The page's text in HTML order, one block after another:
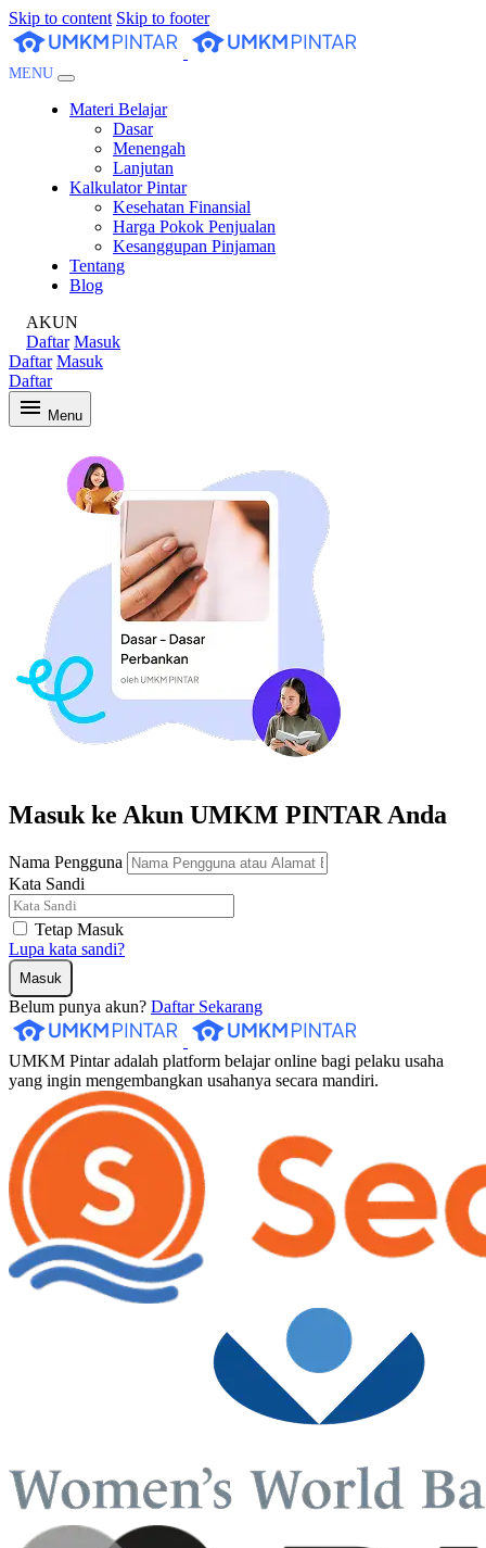
Skip to content Skip to footer
MENU
Materi Belajar
Dasar
Menengah
Lanjutan
Kalkulator Pintar
Kesehatan Finansial
Harga Pokok Penjualan
Kesanggupan Pinjaman
Tentang
Blog
AKUN
Daftar Masuk
Daftar Masuk
Daftar
Menu
Masuk ke Akun UMKM PINTAR Anda
Nama Pengguna
Kata Sandi
Tetap Masuk
Lupa kata sandi?
Masuk
Belum punya akun? Daftar Sekarang
UMKM Pintar adalah platform belajar online bagi pelaku usaha
yang ingin mengembangkan usahanya secara mandiri.